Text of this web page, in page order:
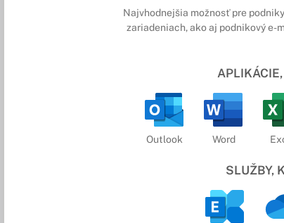
Najvhodnejšia možnosť pre
zariadeniach, ako aj podnikový e-
Outlook Word
SLUŽBY,